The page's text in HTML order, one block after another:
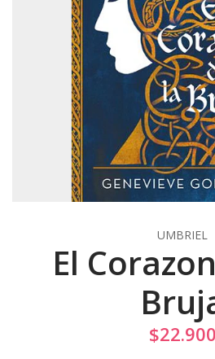
UMBRIEL
El
$22.900